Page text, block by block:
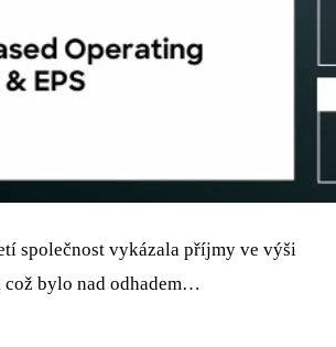
společnost vykázala příjmy ve výši
což bylo nad odhadem…